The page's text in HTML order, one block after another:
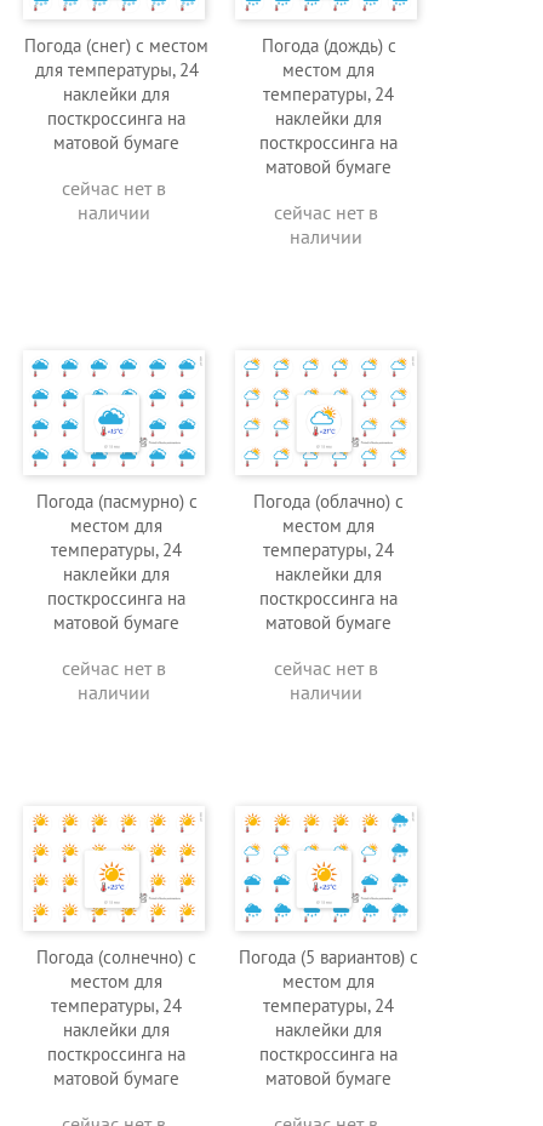
Погода (снег) с местом
для температуры, 24
наклейки для
посткроссинга на
матовой бумаге
сейчас нет в
наличии
Погода (дождь) с
местом для
температуры, 24
наклейки для
посткроссинга на
матовой бумаге
сейчас нет в
наличии
Погода (пасмурно) с
местом для
температуры, 24
наклейки для
посткроссинга на
матовой бумаге
сейчас нет в
наличии
Погода (облачно) с
местом для
температуры, 24
наклейки для
посткроссинга на
матовой бумаге
сейчас нет в
наличии
Погода (солнечно) с
местом для
температуры, 24
наклейки для
посткроссинга на
матовой бумаге
Погода (5 вариантов) с
местом для
температуры, 24
наклейки для
посткроссинга на
матовой бумаге